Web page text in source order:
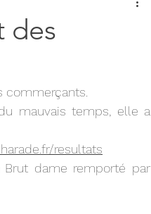
des
commerçants.
mauvais temps, elle a
resultats
dame remporté par